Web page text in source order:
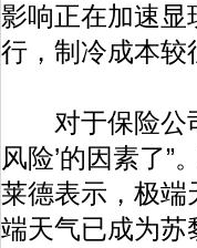
影响正在加速显
行，制冷成本较
对于保险公司
风险’的因素了”
莱德表示，极端
端天气已成为苏